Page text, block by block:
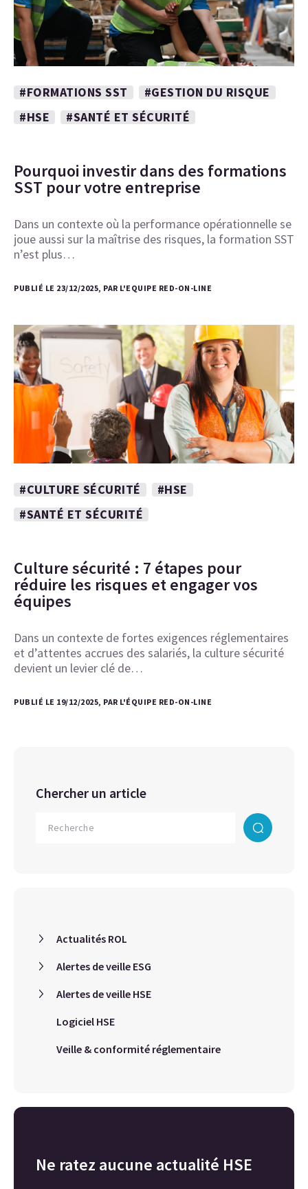
#FORMATIONS SST
#GESTION DU RISQUE
#HSE
#SANTÉ ET SÉCURITÉ
Pourquoi investir dans des formations
SST pour votre entreprise
Dans un contexte où la performance opérationnelle se
joue aussi sur la maîtrise des risques, la formation SST
n’est plus…
PUBLIÉ LE 23/12/2025, PAR L'EQUIPE RED-ON-LINE
#CULTURE SÉCURITÉ
#HSE
#SANTÉ ET SÉCURITÉ
Culture sécurité : 7 étapes pour
réduire les risques et engager vos
équipes
Dans un contexte de fortes exigences réglementaires
et d’attentes accrues des salariés, la culture sécurité
devient un levier clé de…
PUBLIÉ LE 19/12/2025, PAR L'ÉQUIPE RED-ON-LINE
Chercher un article
Actualités ROL
Alertes de veille ESG
Alertes de veille HSE
Logiciel HSE
Veille & conformité réglementaire
Ne ratez aucune actualité HSE